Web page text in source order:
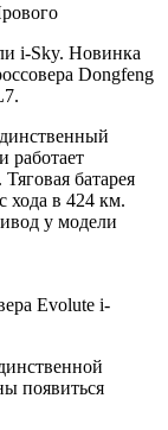
i-Sky. Новинка
Dongfeng
работает
батарея
хода в 424 км.
у модели
Evolute i-
появиться